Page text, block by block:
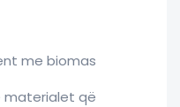
me biomas
materialet që